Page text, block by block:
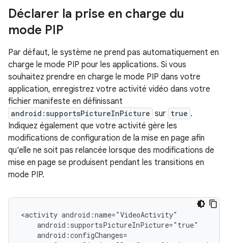
Déclarer la prise en charge du
mode PIP
Par défaut, le système ne prend pas automatiquement en
charge le mode PIP pour les applications. Si vous
souhaitez prendre en charge le mode PIP dans votre
application, enregistrez votre activité vidéo dans votre
fichier manifeste en définissant
android:supportsPictureInPicture sur true .
Indiquez également que votre activité gère les
modifications de configuration de la mise en page afin
qu'elle ne soit pas relancée lorsque des modifications de
mise en page se produisent pendant les transitions en
mode PIP.
<activity